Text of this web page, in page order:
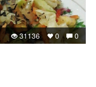
0
0
31136